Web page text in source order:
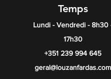
Temps
Lundi - Vendredi - 8h30
17h30
+351 239 994 645
geral@louzanfardas.com